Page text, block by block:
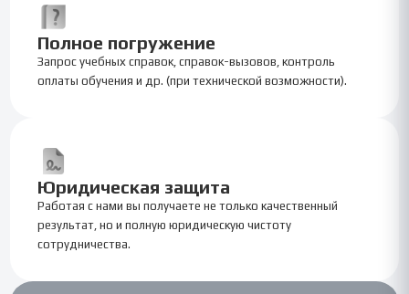
Полное погружение
Запрос учебных справок, справок-вызовов, контроль
оплаты обучения и др. (при технической возможности).
Юридическая защита
Работая с нами вы получаете не только качественный
результат, но и полную юридическую чистоту
сотрудничества.